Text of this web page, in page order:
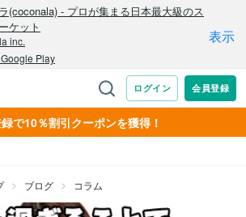
で10％割引クーポンを獲得！
ブログ コラム